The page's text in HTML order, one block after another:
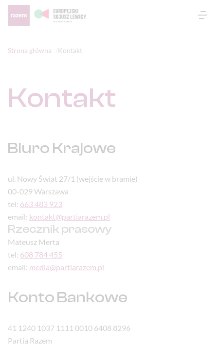
Strona główna Kontakt
Kontakt
Biuro Krajowe
ul. Nowy Świat 27/1 (wejście w bramie)
00-029 Warszawa
tel: 663 483 923
email: kontakt@partiarazem.pl
Rzecznik prasowy
Mateusz Merta
tel: 608 784 455
email: media@partiarazem.pl
Konto Bankowe
41 1240 1037 1111 0010 6408 8296
Partia Razem